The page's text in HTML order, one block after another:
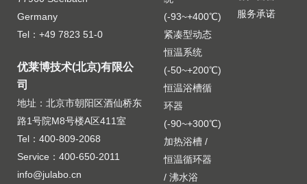
Germany
Tel：+49 7823 51-0
优莱博技术(北京)有限公
司
地址：北京市朝阳区酒仙桥东
路1号院M8号楼A区411室
Tel：400-809-2068
Service：400-650-2011
info@julabo.cn
(-93~+400℃)
紧凑型动态
恒温系统
(-50~+200℃)
恒温浴槽循
环器
(-90~+300℃)
加热浴槽 /
恒温循环器
/ 沸水浴
服务承诺